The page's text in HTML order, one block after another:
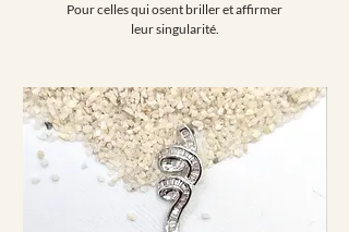
Pour celles qui osent briller et affirmer
leur singularité.